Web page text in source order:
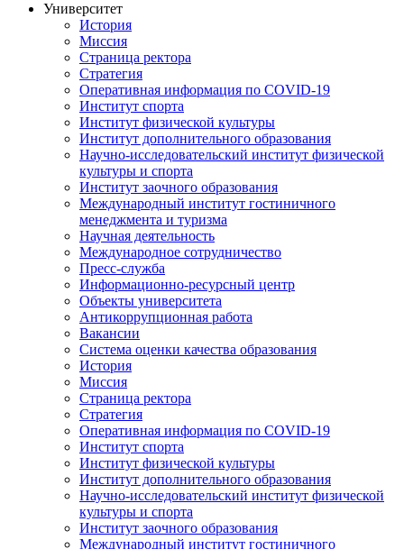
Основная
навигация
Университет
История
Миссия
Страница ректора
Стратегия
Оперативная информация по COVID-19
Институт спорта
Институт физической культуры
Институт дополнительного образования
Научно-исследовательский институт физической
культуры и спорта
Институт заочного образования
Международный институт гостиничного
менеджмента и туризма
Научная деятельность
Международное сотрудничество
Пресс-служба
Информационно-ресурсный центр
Объекты университета
Антикоррупционная работа
Вакансии
Система оценки качества образования
История
Миссия
Страница ректора
Стратегия
Оперативная информация по COVID-19
Институт спорта
Институт физической культуры
Институт дополнительного образования
Научно-исследовательский институт физической
культуры и спорта
Институт заочного образования
Международный институт гостиничного